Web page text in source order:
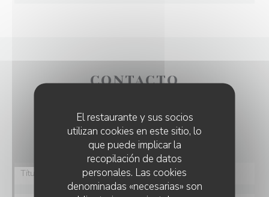
El restaurante y sus socios
utilizan cookies en este sitio, lo
que puede implicar la
recopilación de datos
personales. Las cookies
denominadas «necesarias» son
CONTACTO
¿Desea ponerse en contacto con nosotros?
Rellene el siguiente formulario.